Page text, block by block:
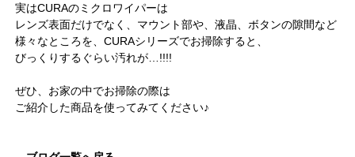
実はCURAのミクロワイパーは
レンズ表面だけでなく、マウント部や、液晶、ボタンの隙間など
様々なところを、CURAシリーズでお掃除すると、
びっくりするぐらい汚れが…!!!!
ぜひ、お家の中でお掃除の際は
ご紹介した商品を使ってみてください♪